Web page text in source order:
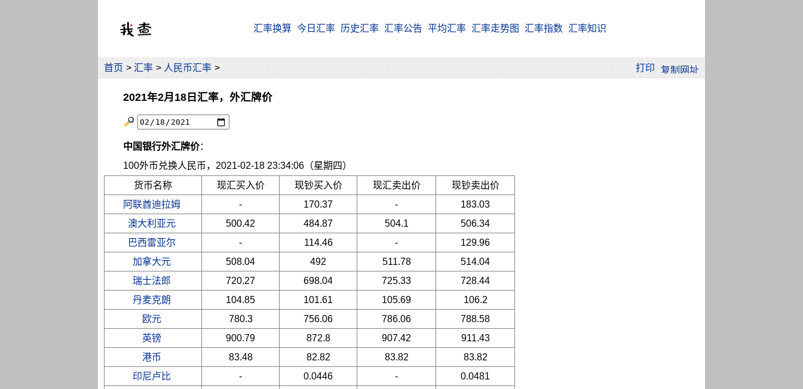
汇率换算 今日汇率 历史汇率 汇率公告 平均汇率 汇率走势图 汇率指数 汇率知识
首页 > 汇率 > 人民币汇率 > 打印
2021年2月18日汇率，外汇牌价
中国银行外汇牌价：
100外币兑换人民币，2021-02-18 23:34:06（星期四）
货币名称
现汇买入价 现钞买入价 现汇卖出价
现钞卖出价
阿联酋迪拉姆
- 170.37 -
183.03
澳大利亚元
500.42 484.87 504.1
506.34
巴西雷亚尔
- 114.46 -
129.96
加拿大元
508.04 492 511.78
514.04
瑞士法郎
720.27 698.04 725.33
728.44
丹麦克朗
104.85 101.61 105.69
106.2
欧元
780.3 756.06 786.06
788.58
英镑
900.79 872.8 907.42
911.43
港币
83.48 82.82 83.82
83.82
印尼卢比
- 0.0446 -
0.0481